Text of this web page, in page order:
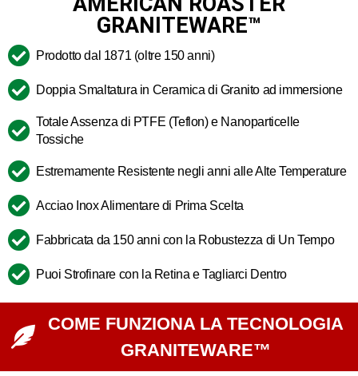
GRANITEWARE™
Prodotto dal 1871 (oltre 150 anni)
Doppia Smaltatura in Ceramica di Granito ad immersione
Totale Assenza di PTFE (Teflon) e Nanoparticelle
Tossiche
Estremamente Resistente negli anni alle Alte Temperature
Acciao Inox Alimentare di Prima Scelta
Fabbricata da 150 anni con la Robustezza di Un Tempo
Puoi Strofinare con la Retina e Tagliarci Dentro
COME FUNZIONA LA TECNOLOGIA
GRANITEWARE™